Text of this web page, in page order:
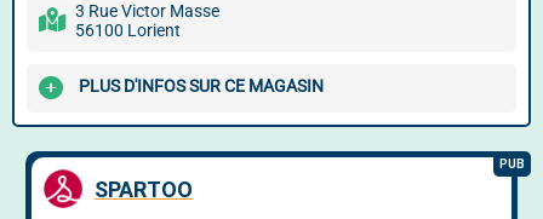
3 Rue Victor Masse
56100 Lorient
PLUS D'INFOS SUR CE MAGASIN